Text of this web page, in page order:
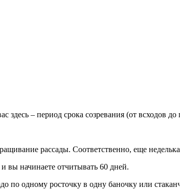
– период срока созревания (от всходов до
рассады. Соответственно, еще
вы начинаете отчитывать 60 дней.
по одному росточку в одну баночку или